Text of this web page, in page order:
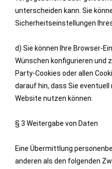
unterscheiden kann. Sie
Sicherheitseinstellungen
d) Sie können Ihre Browser-
Wünschen konfigurieren und
Party-Cookies oder allen
darauf hin, dass Sie
Website nutzen können.
§ 3 Weitergabe von Daten
Eine Übermittlung
anderen als den folgenden